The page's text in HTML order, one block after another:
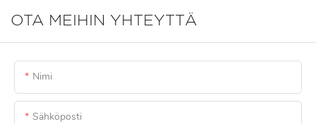
OTA MEIHIN YHTEYTTÄ
Nimi
Sähköposti